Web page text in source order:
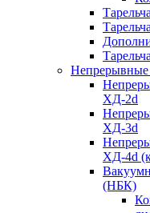
ХД-2d
ХД-3d
ХД-4d
(НБК)